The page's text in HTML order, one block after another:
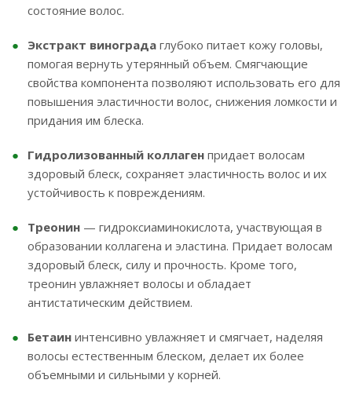
состояние волос.
Экстракт винограда глубоко питает кожу головы,
помогая вернуть утерянный объем. Смягчающие
свойства компонента позволяют использовать его для
повышения эластичности волос, снижения ломкости и
придания им блеска.
Гидролизованный коллаген придает волосам
здоровый блеск, сохраняет эластичность волос и их
устойчивость к повреждениям.
Треонин — гидроксиаминокислота, участвующая в
образовании коллагена и эластина. Придает волосам
здоровый блеск, силу и прочность. Кроме того,
треонин увлажняет волосы и обладает
антистатическим действием.
Бетаин интенсивно увлажняет и смягчает, наделяя
волосы естественным блеском, делает их более
объемными и сильными у корней.